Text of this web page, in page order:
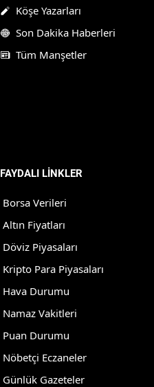
Köşe Yazarları
Son Dakika Haberleri
Tüm Manşetler
FAYDALI LİNKLER
Borsa Verileri
Altın Fiyatları
Döviz Piyasaları
Kripto Para Piyasaları
Hava Durumu
Namaz Vakitleri
Puan Durumu
Nöbetçi Eczaneler
Günlük Gazeteler